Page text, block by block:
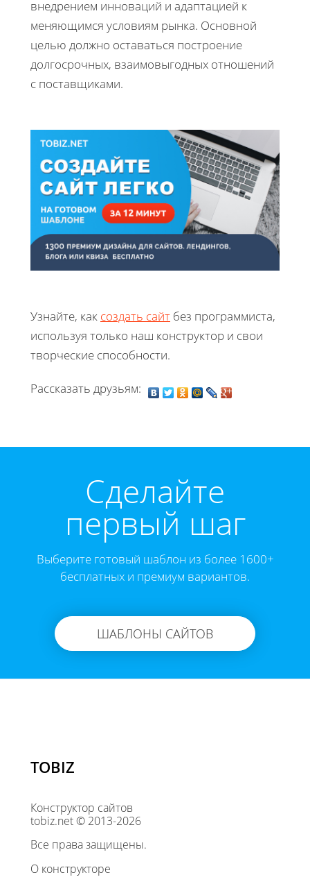
внедрением инноваций и адаптацией к
меняющимся условиям рынка. Основной
целью должно оставаться построение
долгосрочных, взаимовыгодных отношений
с поставщиками.
Узнайте, как создать сайт без программиста,
используя только наш конструктор и свои
творческие способности.
Рассказать друзьям:
Cделайте
первый шаг
Выберите готовый шаблон из более 1600+
бесплатных и премиум вариантов.
ШАБЛОНЫ САЙТОВ
TOBIZ
Конструктор сайтов
tobiz.net © 2013-2026
Все права защищены.
О конструкторе